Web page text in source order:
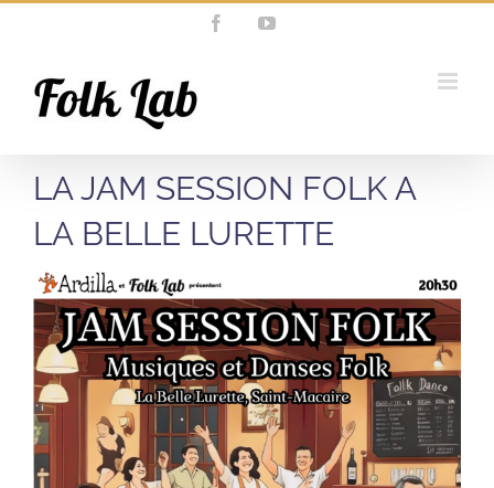
FacebookYouTube
LA JAM SESSION FOLK A
LA BELLE LURETTE